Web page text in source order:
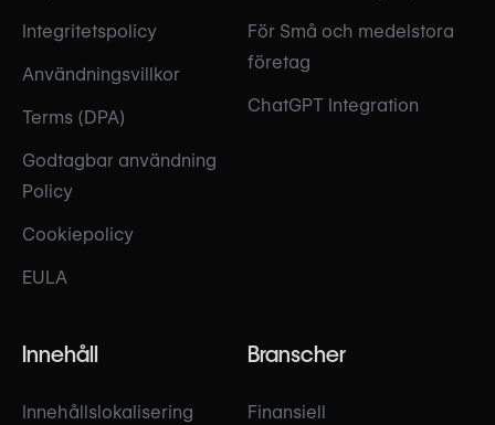
Integritetspolicy
Användningsvillkor
Terms (DPA)
Godtagbar användning
Policy
Cookiepolicy
EULA
För Små och medelstora
företag
ChatGPT Integration
Innehåll
Innehållslokalisering
Branscher
Finansiell